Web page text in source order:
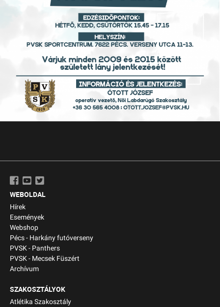
WEBOLDAL
Hírek
Események
Webshop
Pécs - Harkány futóverseny
PVSK - Panthers
PVSK - Mecsek Füszért
Archívum
SZAKOSZTÁLYOK
Atlétika Szakosztály